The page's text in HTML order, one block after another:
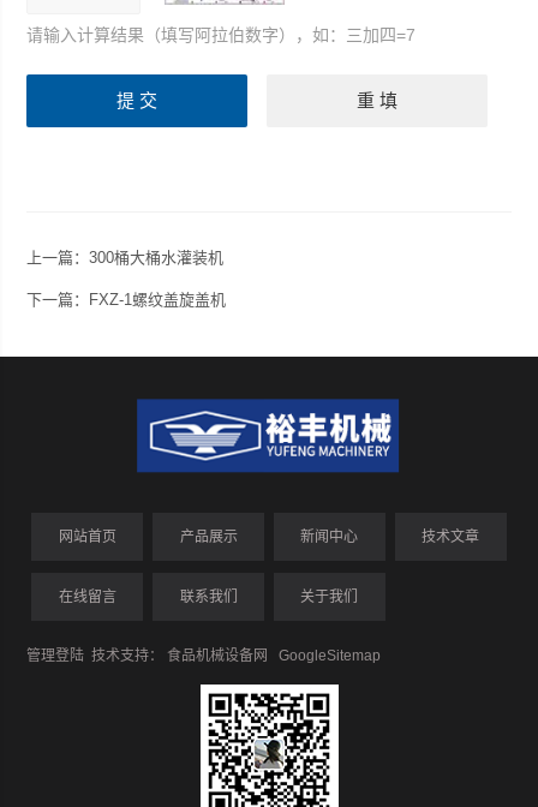
请输入计算结果（填写阿拉伯数字），如：三加四=7
上一篇：300桶大桶水灌装机
下一篇： FXZ-1螺纹盖旋盖机
网站首页 产品展示 新闻中心 技术文章
在线留言 联系我们 关于我们
管理登陆 技术支持：食品机械设备网 GoogleSitemap